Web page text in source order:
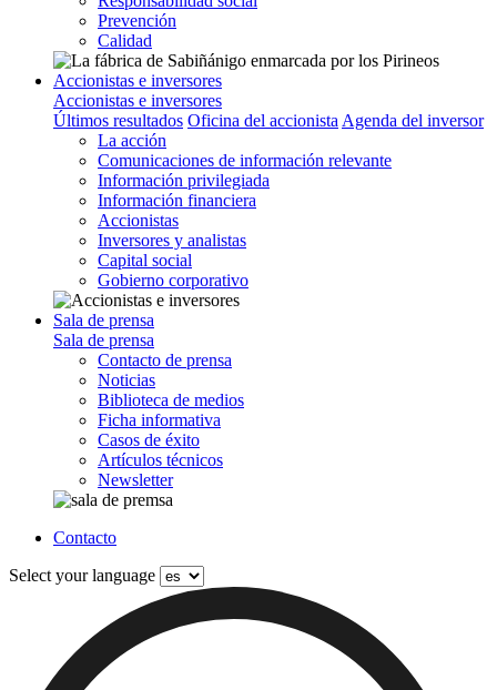
Prevención
Calidad
Accionistas e inversores
Accionistas e inversores
Últimos resultados Oficina del accionista Agenda del inversor
La acción
Comunicaciones de información relevante
Información privilegiada
Información financiera
Accionistas
Inversores y analistas
Capital social
Gobierno corporativo
Sala de prensa
Sala de prensa
Contacto de prensa
Noticias
Biblioteca de medios
Ficha informativa
Casos de éxito
Artículos técnicos
Newsletter
Contacto
Select your language